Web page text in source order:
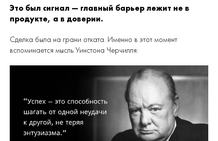
Это был сигнал — главный барьер лежит не в
продукте, а в доверии.
Сделка была на грани отката. Именно в этот момент
вспоминается мысль Уинстона Черчилля: